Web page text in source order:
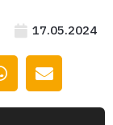
17.05.2024